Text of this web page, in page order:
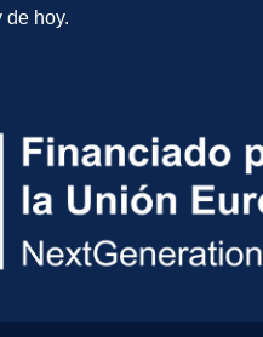
de hoy.